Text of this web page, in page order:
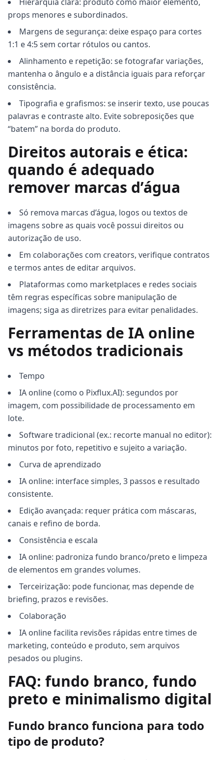
props menores e subordinados.
Margens de segurança: deixe espaço para cortes
1:1 e 4:5 sem cortar rótulos ou cantos.
Alinhamento e repetição: se fotografar variações,
mantenha o ângulo e a distância iguais para reforçar
consistência.
Tipografia e grafismos: se inserir texto, use poucas
palavras e contraste alto. Evite sobreposições que
“batem” na borda do produto.
Direitos autorais e ética:
quando é adequado
remover marcas d’água
Só remova marcas d’água, logos ou textos de
imagens sobre as quais você possui direitos ou
autorização de uso.
Em colaborações com creators, verifique contratos
e termos antes de editar arquivos.
Plataformas como marketplaces e redes sociais
têm regras específicas sobre manipulação de
imagens; siga as diretrizes para evitar penalidades.
Ferramentas de IA online
vs métodos tradicionais
Tempo
IA online (como o Pixflux.AI): segundos por
imagem, com possibilidade de processamento em
lote.
Software tradicional (ex.: recorte manual no editor):
minutos por foto, repetitivo e sujeito a variação.
Curva de aprendizado
IA online: interface simples, 3 passos e resultado
consistente.
Edição avançada: requer prática com máscaras,
canais e refino de borda.
Consistência e escala
IA online: padroniza fundo branco/preto e limpeza
de elementos em grandes volumes.
Terceirização: pode funcionar, mas depende de
briefing, prazos e revisões.
Colaboração
IA online facilita revisões rápidas entre times de
marketing, conteúdo e produto, sem arquivos
pesados ou plugins.
FAQ: fundo branco, fundo
preto e minimalismo digital
Fundo branco funciona para todo
tipo de produto?